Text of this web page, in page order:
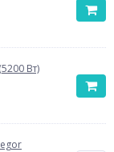
Вт)